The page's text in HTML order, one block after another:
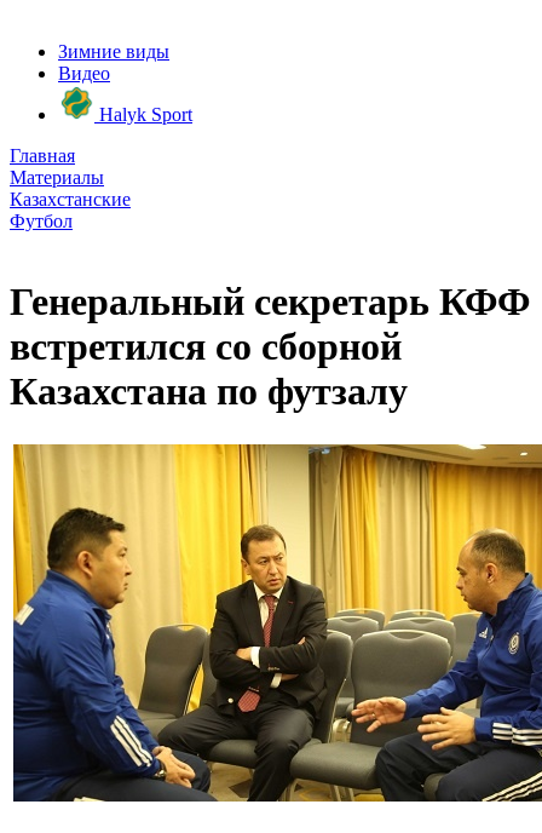
Зимние виды
Видео
Halyk Sport
Главная
Материалы
Казахстанские
Футбол
Генеральный секретарь КФФ
встретился со сборной
Казахстана по футзалу